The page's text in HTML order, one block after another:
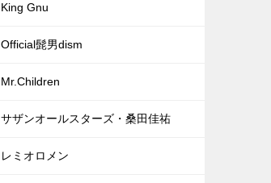
King Gnu
Official髭男dism
Mr.Children
サザンオールスターズ・桑田佳祐
レミオロメン